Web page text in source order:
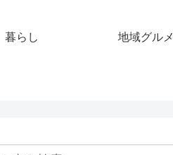
暮らし 地域グルメ